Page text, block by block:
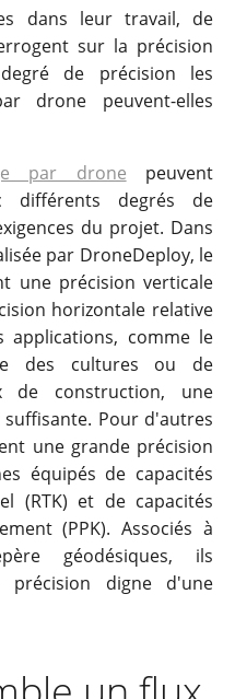
dans leur travail, de
sur la précision
de précision les
drone peuvent-elles
par drone peuvent
différents degrés de
du projet. Dans
par DroneDeploy, le
une précision verticale
horizontale relative
applications, comme le
des cultures ou de
de construction, une
Pour d'autres
une grande précision
équipés de capacités
(RTK) et de capacités
(PPK). Associés à
géodésiques, ils
digne d'une